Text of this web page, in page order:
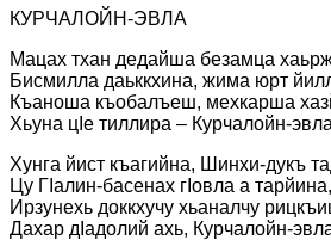
КУРЧАЛОЙН-ЭВЛА
Мацах тхан дедайша безамца
Бисмилла даьккхина, жима юрт
Къаноша къобалъеш, мехкарша
Хьуна цIе тиллира – Курчалойн-
Хунга йист къагийна, Шинхи-дукъ
Цу ГIалин-басенах гIовла а тарйина,
Ирзунехь доккхучу хьаналчу
Дахар дIадолий ахь, Курчалойн-